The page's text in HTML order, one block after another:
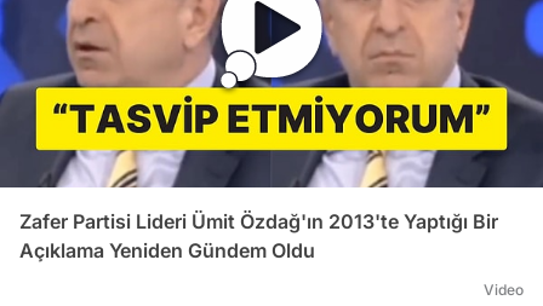
Zafer Partisi Lideri Ümit Özdağ'ın 2013'te Yaptığı Bir
Açıklama Yeniden Gündem Oldu
Video